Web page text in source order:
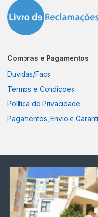
Compras e Pagamentos
Duvidas/Faqs
Termos e Condiçoes
Política de Privacidade
Pagamentos, Envio e